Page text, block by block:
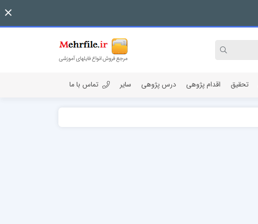
تحقیق اقدام پژوهی درس پژوهی سایر تماس با ما